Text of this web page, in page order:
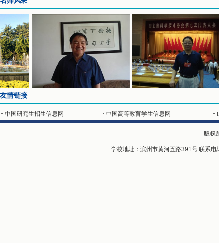
友情链接
中国研究生招生信息网 中国高等教育学生信息网
版权
学校地址：滨州市黄河五路391号 联系